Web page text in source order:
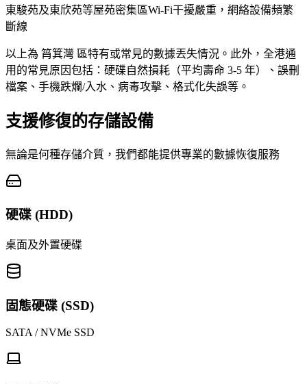
東駿苑及東欣苑等屋苑密集區Wi-Fi干擾嚴重，網絡設備頻繁
斷線
以上為 筲箕灣 區特有或常見的數據丟失情況。此外，全港通
用的常見原因包括：硬碟自然損耗（平均壽命 3-5 年）、誤刪
檔案、手機跌爛/入水、病毒攻擊、格式化失誤等。
支援修復的存儲設備
無論是何種存儲介質，我們都能提供專業的數據恢復服務
硬碟 (HDD)
桌面及外置硬碟
固態硬碟 (SSD)
SATA / NVMe SSD